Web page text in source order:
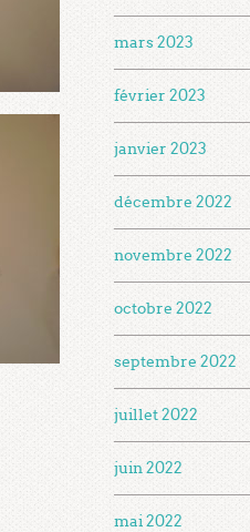
mars 2023
février 2023
janvier 2023
décembre 2022
novembre 2022
octobre 2022
septembre 2022
juillet 2022
juin 2022
mai 2022